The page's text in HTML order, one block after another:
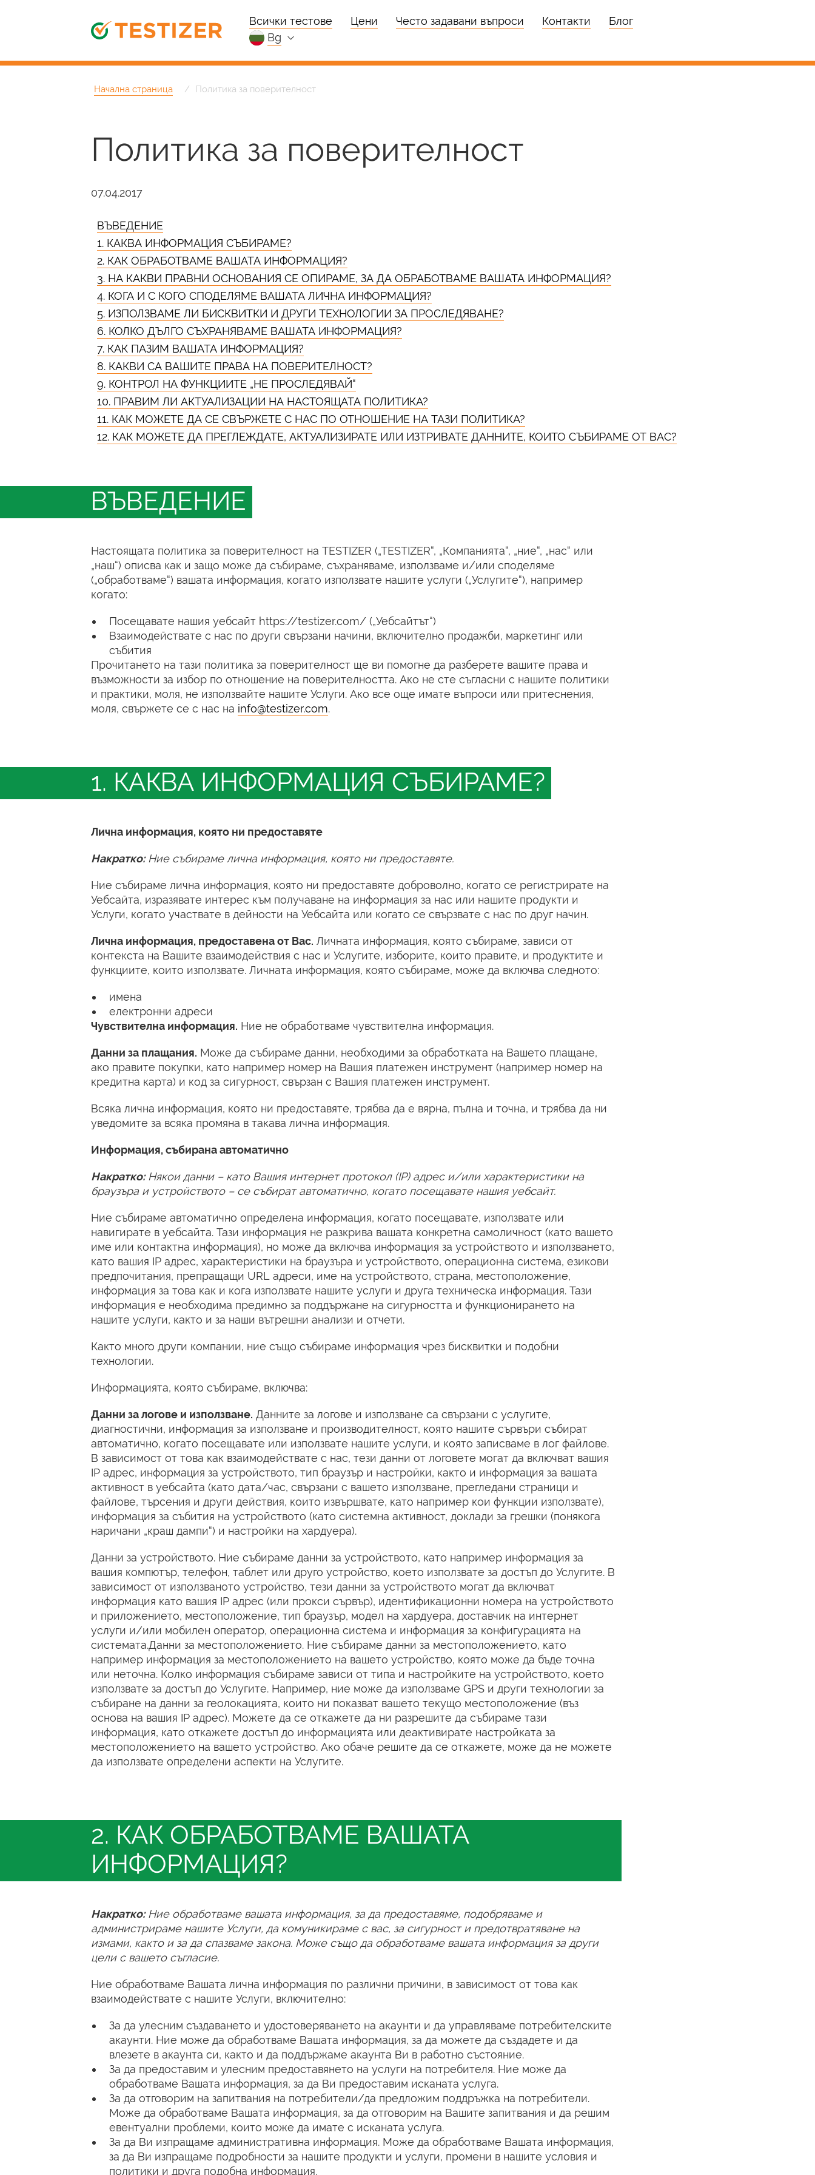
Всички тестове Цени Често задавани въпроси Контакти
Блог
bg
Начална страница Политика за поверителност
Политика за поверителност
07.04.2017
ВЪВЕДЕНИЕ
1. КАКВА ИНФОРМАЦИЯ СЪБИРАМЕ?
2. КАК ОБРАБОТВАМЕ ВАШАТА ИНФОРМАЦИЯ?
3. НА КАКВИ ПРАВНИ ОСНОВАНИЯ СЕ ОПИРАМЕ, ЗА ДА ОБРАБОТВАМЕ ВАШАТА ИНФОРМАЦИЯ?
4. КОГА И С КОГО СПОДЕЛЯМЕ ВАШАТА ЛИЧНА ИНФОРМАЦИЯ?
5. ИЗПОЛЗВАМЕ ЛИ БИСКВИТКИ И ДРУГИ ТЕХНОЛОГИИ ЗА ПРОСЛЕДЯВАНЕ?
6. КОЛКО ДЪЛГО СЪХРАНЯВАМЕ ВАШАТА ИНФОРМАЦИЯ?
7. КАК ПАЗИМ ВАШАТА ИНФОРМАЦИЯ?
8. КАКВИ СА ВАШИТЕ ПРАВА НА ПОВЕРИТЕЛНОСТ?
9. КОНТРОЛ НА ФУНКЦИИТЕ „НЕ ПРОСЛЕДЯВАЙ“
10. ПРАВИМ ЛИ АКТУАЛИЗАЦИИ НА НАСТОЯЩАТА ПОЛИТИКА?
11. КАК МОЖЕТЕ ДА СЕ СВЪРЖЕТЕ С НАС ПО ОТНОШЕНИЕ НА ТАЗИ ПОЛИТИКА?
12. КАК МОЖЕТЕ ДА ПРЕГЛЕЖДАТЕ, АКТУАЛИЗИРАТЕ ИЛИ ИЗТРИВАТЕ ДАННИТЕ, КОИТО СЪБИРАМЕ ОТ ВАС?
ВЪВЕДЕНИЕ
Настоящата политика за поверителност на TESTIZER („TESTIZER“, „Компанията“, „ние“, „нас“ или
„наш“) описва как и защо може да събираме, съхраняваме, използваме и/или споделяме
(„обработваме“) вашата информация, когато използвате нашите услуги („Услугите“), например
когато:
Посещавате нашия уебсайт https://testizer.com/ („Уебсайтът“)
Взаимодействате с нас по други свързани начини, включително продажби, маркетинг или
събития
Прочитането на тази политика за поверителност ще ви помогне да разберете вашите права и
възможности за избор по отношение на поверителността. Ако не сте съгласни с нашите политики
и практики, моля, не използвайте нашите Услуги. Ако все още имате въпроси или притеснения,
моля, свържете се с нас на info@testizer.com.
1. КАКВА ИНФОРМАЦИЯ СЪБИРАМЕ?
Лична информация, която ни предоставяте
Накратко:Ние събираме лична информация, която ни предоставяте.
Ние събираме лична информация, която ни предоставяте доброволно, когато се регистрирате на
Уебсайта, изразявате интерес към получаване на информация за нас или нашите продукти и
Услуги, когато участвате в дейности на Уебсайта или когато се свързвате с нас по друг начин.
Лична информация, предоставена от Вас. Личната информация, която събираме, зависи от
контекста на Вашите взаимодействия с нас и Услугите, изборите, които правите, и продуктите и
функциите, които използвате. Личната информация, която събираме, може да включва следното:
имена
електронни адреси
Чувствителна информация. Ние не обработваме чувствителна информация.
Данни за плащания. Може да събираме данни, необходими за обработката на Вашето плащане,
ако правите покупки, като например номер на Вашия платежен инструмент (например номер на
кредитна карта) и код за сигурност, свързан с Вашия платежен инструмент.
Всяка лична информация, която ни предоставяте, трябва да е вярна, пълна и точна, и трябва да ни
уведомите за всяка промяна в такава лична информация.
Информация, събирана автоматично
Накратко:Някои данни – като Вашия интернет протокол (IP) адрес и/или характеристики на
браузъра и устройството – се събират автоматично, когато посещавате нашия уебсайт.
Ние събираме автоматично определена информация, когато посещавате, използвате или
навигирате в уебсайта. Тази информация не разкрива вашата конкретна самоличност (като вашето
име или контактна информация), но може да включва информация за устройството и използването,
като вашия IP адрес, характеристики на браузъра и устройството, операционна система, езикови
предпочитания, препращащи URL адреси, име на устройството, страна, местоположение,
информация за това как и кога използвате нашите услуги и друга техническа информация. Тази
информация е необходима предимно за поддържане на сигурността и функционирането на
нашите услуги, както и за наши вътрешни анализи и отчети.
Както много други компании, ние също събираме информация чрез бисквитки и подобни
технологии.
Информацията, която събираме, включва:
Данни за логове и използване. Данните за логове и използване са свързани с услугите,
диагностични, информация за използване и производителност, която нашите сървъри събират
автоматично, когато посещавате или използвате нашите услуги, и която записваме в лог файлове.
В зависимост от това как взаимодействате с нас, тези данни от логовете могат да включват вашия
IP адрес, информация за устройството, тип браузър и настройки, както и информация за вашата
активност в уебсайта (като дата/час, свързани с вашето използване, прегледани страници и
файлове, търсения и други действия, които извършвате, като например кои функции използвате),
информация за събития на устройството (като системна активност, доклади за грешки (понякога
наричани „краш дампи“) и настройки на хардуера).
Данни за устройството. Ние събираме данни за устройството, като например информация за
вашия компютър, телефон, таблет или друго устройство, което използвате за достъп до Услугите. В
зависимост от използваното устройство, тези данни за устройството могат да включват
информация като вашия IP адрес (или прокси сървър), идентификационни номера на устройството
и приложението, местоположение, тип браузър, модел на хардуера, доставчик на интернет
услуги и/или мобилен оператор, операционна система и информация за конфигурацията на
системата.Данни за местоположението. Ние събираме данни за местоположението, като
например информация за местоположението на вашето устройство, която може да бъде точна
или неточна. Колко информация събираме зависи от типа и настройките на устройството, което
използвате за достъп до Услугите. Например, ние може да използваме GPS и други технологии за
събиране на данни за геолокацията, които ни показват вашето текущо местоположение (въз
основа на вашия IP адрес). Можете да се откажете да ни разрешите да събираме тази
информация, като откажете достъп до информацията или деактивирате настройката за
местоположението на вашето устройство. Ако обаче решите да се откажете, може да не можете
да използвате определени аспекти на Услугите.
2. КАК ОБРАБОТВАМЕ ВАШАТА
ИНФОРМАЦИЯ?
Накратко:Ние обработваме вашата информация, за да предоставяме, подобряваме и
администрираме нашите Услуги, да комуникираме с вас, за сигурност и предотвратяване на
измами, както и за да спазваме закона. Може също да обработваме вашата информация за други
цели с вашето съгласие.
Ние обработваме Вашата лична информация по различни причини, в зависимост от това как
взаимодействате с нашите Услуги, включително:
За да улесним създаването и удостоверяването на акаунти и да управляваме потребителските
акаунти. Ние може да обработваме Вашата информация, за да можете да създадете и да
влезете в акаунта си, както и да поддържаме акаунта Ви в работно състояние.
За да предоставим и улесним предоставянето на услуги на потребителя. Ние може да
обработваме Вашата информация, за да Ви предоставим исканата услуга.
За да отговорим на запитвания на потребители/да предложим поддръжка на потребители.
Може да обработваме Вашата информация, за да отговорим на Вашите запитвания и да решим
евентуални проблеми, които може да имате с исканата услуга.
За да Ви изпращаме административна информация. Може да обработваме Вашата информация,
за да Ви изпращаме подробности за нашите продукти и услуги, промени в нашите условия и
политики и друга подобна информация.